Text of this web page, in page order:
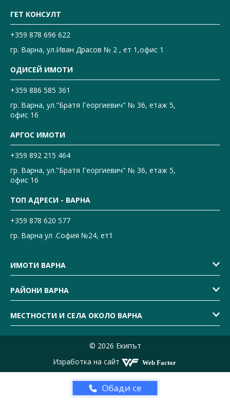
ГЕТ КОНСУЛТ
+359 878 696 622
гр. Варна, ул.Иван Драсов № 2 , ет 1,офис 1
ОДИСЕЙ ИМОТИ
+359 886 585 361
гр. Варна, ул."Братя Георгиевич" № 36, етаж 5,
офис 16
АРГОС ИМОТИ
+359 892 215 464
гр. Варна, ул."Братя Георгиевич" № 36, етаж 5,
офис 16
ТОП АДРЕСИ - ВАРНА
+359 878 620 577
гр. Варна ул .София №24, ет1
ИМОТИ ВАРНА
РАЙОНИ ВАРНА
МЕСТНОСТИ И СЕЛА ОКОЛО ВАРНА
© 2026 Екипът
Изработка на сайт
Обади се